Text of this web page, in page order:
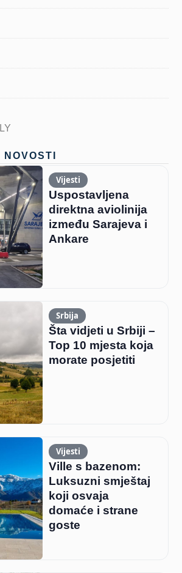
Vijesti
Uspostavljena
direktna aviolinija
između Sarajeva i
Ankare
Srbija
Šta vidjeti u Srbiji –
Top 10 mjesta koja
morate posjetiti
Vijesti
Ville s bazenom:
Luksuzni smještaj
koji osvaja
domaće i strane
goste